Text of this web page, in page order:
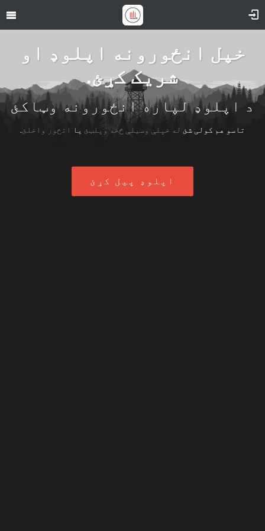
خپل انځورونه اپلوډ او
شریک کړئ.
د اپلوډ لپاره انځورونه وټاکئ
تاسو هم کولی شئ له خپلې وسیلې څخه وپلټئ یا انځور واخلئ.
اپلوډ پیل کړئ